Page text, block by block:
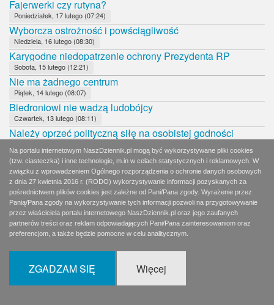
Fajerwerki czy rutyna?
Poniedziałek, 17 lutego (07:24)
Wyborcza ostrożność i powściągliwość
Niedziela, 16 lutego (08:30)
Karygodne niedopatrzenie ochrony Prezydenta RP
Sobota, 15 lutego (12:21)
Nie ma żadnego centrum
Piątek, 14 lutego (08:07)
Biedroniowi nie wadzą ludobójcy
Czwartek, 13 lutego (08:11)
Należy oprzeć polityczną siłę na osobistej godności
Papieski tort zamiast kremówki
Wtorek, 11 lutego (06:32)
Spadkobiercy pana Jourdaina
Wtorek, 11 lutego (08:14)
Współczesne warchoły
Poniedziałek, 10 lutego (06:28)
PO nadal w martwym dryfie
Niedziela, 9 lutego (09:07)
8 dni w korkach
Na portalu internetowym NaszDziennik.pl mogą być wykorzystywane pliki cookies
(tzw. ciasteczka) i inne technologie, m.in w celach statystycznych i reklamowych. W
związku z wprowadzeniem Ogólnego rozporządzenia o ochronie danych osobowych
z dnia 27 kwietnia 2016 r. (RODO) wykorzystywanie informacji pozyskanych za
pośrednictwem plików cookies jest zależne od Pani/Pana zgody. Wyrażenie przez
Panią/Pana zgody na wykorzystywanie tych informacji pozwoli na przygotowywanie
przez właściciela portalu internetowego NaszDziennik.pl oraz jego zaufanych
partnerów treści oraz reklam odpowiadających Pani/Pana zainteresowaniom oraz
preferencjom, a także będzie pomocne w celu analitycznym.
ZGADZAM SIĘ Więcej